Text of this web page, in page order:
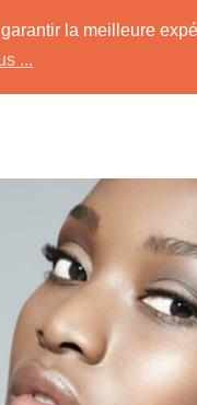
la meilleure
...
Africaine
la Rencontre d'une